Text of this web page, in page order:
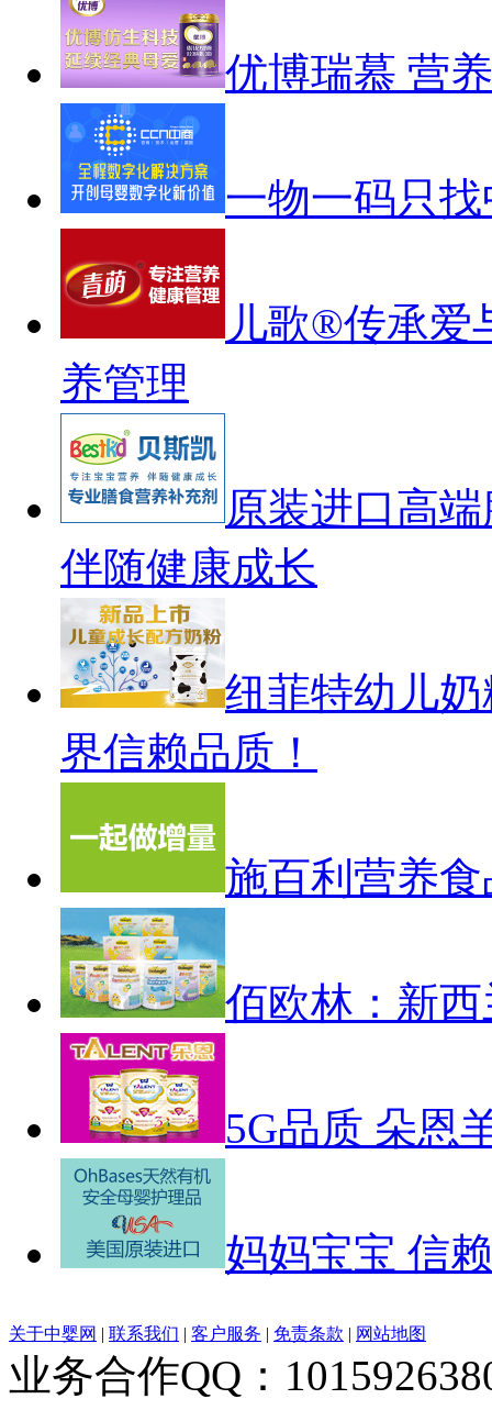
优博瑞慕 营
一物一码只
儿歌®传承爱
养管理
原装进口高
伴随健康成长
纽菲特幼儿
界信赖品质！
施百利营养
佰欧林：新
5G品质 朵恩
妈妈宝宝 信
关于中婴网 | 联系我们 | 客户服务 | 免责条款 | 网站地图
业务合作QQ：